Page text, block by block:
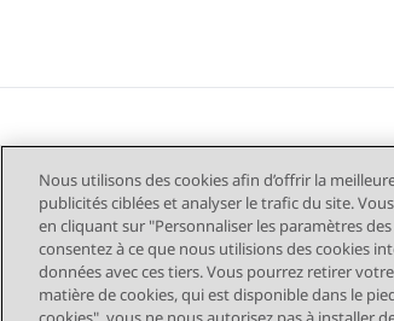
Plan du
Nous utilisons des cookies afin d’offrir la
publicités ciblées et analyser le trafic du site.
en cliquant sur "Personnaliser les paramètres
consentez à ce que nous utilisions des cookies
données avec ces tiers. Vous pourrez retirer
matière de cookies, qui est disponible dans le